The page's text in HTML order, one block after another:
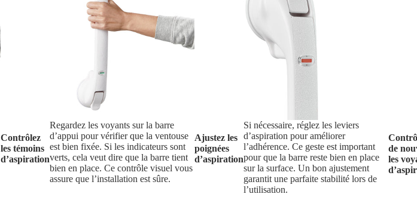
Contrôlez
les témoins
d’aspiration
Regardez les voyants sur la barre
d’appui pour vérifier que la ventouse
est bien fixée. Si les indicateurs sont
verts, cela veut dire que la barre tient
bien en place. Ce contrôle visuel vous
assure que l’installation est sûre.
Ajustez les
poignées
d’aspiration
Si nécessaire, réglez les leviers
d’aspiration pour améliorer
l’adhérence. Ce geste est important
pour que la barre reste bien en place
sur la surface. Un bon ajustement
garantit une parfaite stabilité lors de
l’utilisation.
de
les